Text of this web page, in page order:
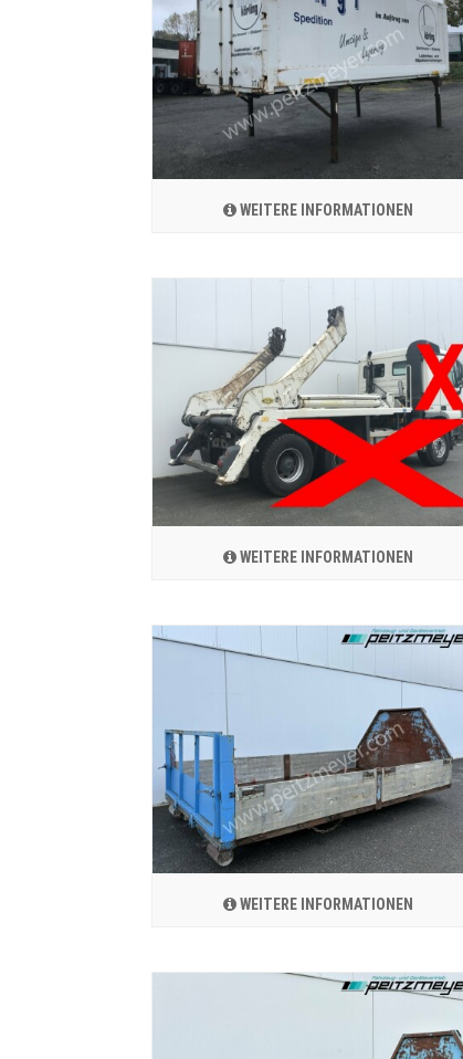
WEITERE INFORMATIONEN
WEITERE INFORMATIONEN
WEITERE INFORMATIONEN